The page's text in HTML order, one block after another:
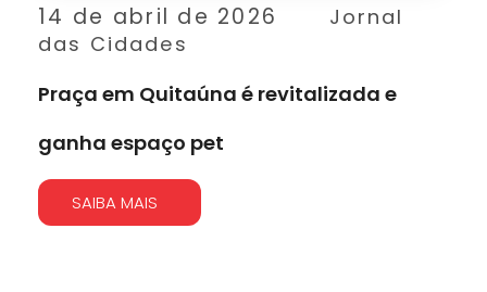
14 de abril de 2026
Jornal
das Cidades
Praça em Quitaúna é revitalizada e
ganha espaço pet
SAIBA MAIS